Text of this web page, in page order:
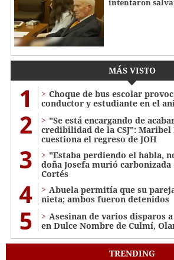
intentaron
MÁS VISTO
1
Choque de bus escolar
conductor y estudiante en el
2
"Se está encargando de
credibilidad de la CSJ": Maribel
cuestiona el regreso de JOH
3
"Estaba perdiendo el habla,
doña Josefa murió carbonizada
Cortés
4
Abuela permitía que su
nieta; ambos fueron detenidos
5
Asesinan de varios disparos
en Dulce Nombre de Culmí,
TRENDING